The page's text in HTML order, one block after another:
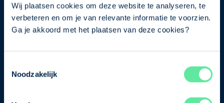
Wij plaatsen cookies om deze website te analyseren, te
verbeteren en om je van relevante informatie te voorzien.
Ga je akkoord met het plaatsen van deze cookies?
Noodzakelijk
Schrijf je in
Direct naar
Ons verhaal